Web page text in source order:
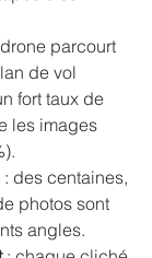
parcourt
de vol
fort taux de
les images
: des centaines,
photos sont
angles.